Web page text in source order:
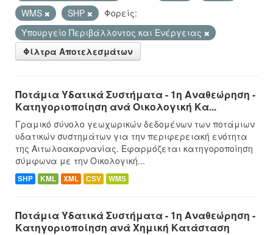
WMS
SHP
Φορείς:
Υπουργείο Περιβάλλοντος και Ενέργειας
Φίλτρα Αποτελεσμάτων
Ποτάμια Υδατικά Συστήματα - 1η Αναθεώρηση -
Κατηγοριοποίηση ανά Οικολογική Κα...
Γραμικό σύνολο γεωχωρικών δεδομένων των ποτάμιων
υδατικών συστημάτων για την περιφερειακή ενότητα
της Αιτωλοακαρνανίας. Εφαρμόζεται κατηγοροποίηση
σύμφωνα με την Οικολογική...
SHP KML XML CSV WMS
Ποτάμια Υδατικά Συστήματα - 1η Αναθεώρηση -
Κατηγοριοποίηση ανά Χημική Κατάσταση